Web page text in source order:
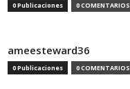
0 Publicaciones 0 COMENTARIOS
ameesteward36
0 Publicaciones 0 COMENTARIOS